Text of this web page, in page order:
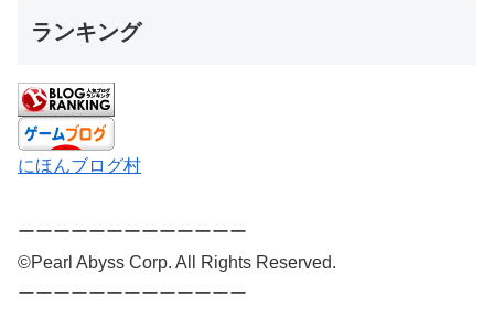
ランキング
にほんブログ村
ーーーーーーーーーーーーー
©Pearl Abyss Corp. All Rights Reserved.
ーーーーーーーーーーーーー